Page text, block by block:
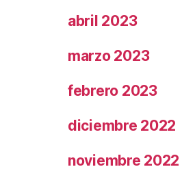
abril 2023
marzo 2023
febrero 2023
diciembre 2022
noviembre 2022